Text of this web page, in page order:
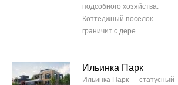
подсобного хозяйства.
Коттеджный поселок
граничит с дере...
Ильинка Парк
Ильинка Парк — статусный